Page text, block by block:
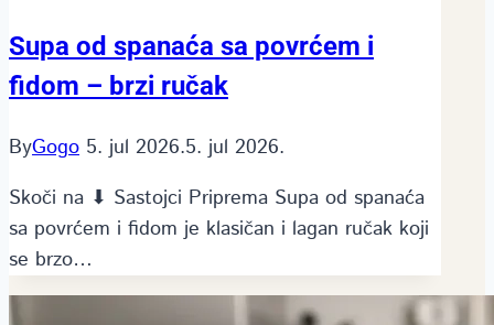
Supa od spanaća sa povrćem i
fidom – brzi ručak
ByGogo 5. jul 2026.5. jul 2026.
Skoči na ⬇ Sastojci Priprema Supa od spanaća
sa povrćem i fidom je klasičan i lagan ručak koji
se brzo…